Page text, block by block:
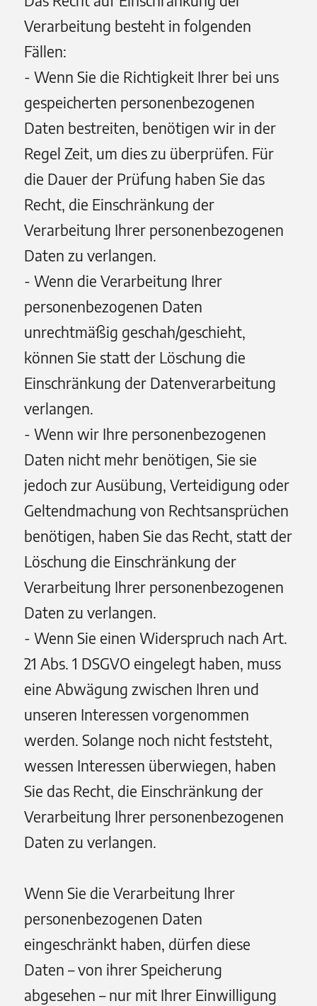
Verarbeitung besteht in folgenden
Fällen:
- Wenn Sie die Richtigkeit Ihrer bei uns
gespeicherten personenbezogenen
Daten bestreiten, benötigen wir in der
Regel Zeit, um dies zu überprüfen. Für
die Dauer der Prüfung haben Sie das
Recht, die Einschränkung der
Verarbeitung Ihrer personenbezogenen
Daten zu verlangen.
- Wenn die Verarbeitung Ihrer
personenbezogenen Daten
unrechtmäßig geschah/geschieht,
können Sie statt der Löschung die
Einschränkung der Datenverarbeitung
verlangen.
- Wenn wir Ihre personenbezogenen
Daten nicht mehr benötigen, Sie sie
jedoch zur Ausübung, Verteidigung oder
Geltendmachung von Rechtsansprüchen
benötigen, haben Sie das Recht, statt der
Löschung die Einschränkung der
Verarbeitung Ihrer personenbezogenen
Daten zu verlangen.
- Wenn Sie einen Widerspruch nach Art.
21 Abs. 1 DSGVO eingelegt haben, muss
eine Abwägung zwischen Ihren und
unseren Interessen vorgenommen
werden. Solange noch nicht feststeht,
wessen Interessen überwiegen, haben
Sie das Recht, die Einschränkung der
Verarbeitung Ihrer personenbezogenen
Daten zu verlangen.
Wenn Sie die Verarbeitung Ihrer
personenbezogenen Daten
eingeschränkt haben, dürfen diese
Daten – von ihrer Speicherung
abgesehen – nur mit Ihrer Einwilligung